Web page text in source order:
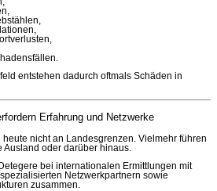
entstehen dadurch oftmals Schäden in
Erfahrung und Netzwerke
nicht an Landesgrenzen. Vielmehr führen
oder darüber hinaus.
bei internationalen Ermittlungen mit
Netzwerkpartnern sowie
zusammen.